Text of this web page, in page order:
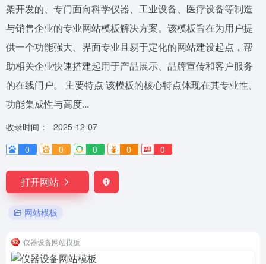
架开发的、专门面向科学仪器、工业设备、医疗设备等制造
与销售企业的专业网站模板解决方案。该模板旨在为用户提
供一个功能强大、界面专业且易于定化的网站建设起点，帮
助相关企业快速搭建起用于产品展示、品牌宣传和客户服务
的在线门户。 主要特点 该模板的核心特点体现在其专业性、
功能集成性与高度...
收录时间：
2025-12-07
0
0 0 0 0
打开网站
网站模板
仪器设备网站模板